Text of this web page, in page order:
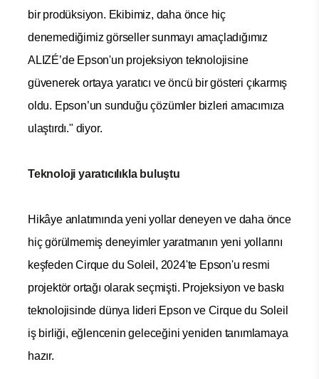
bir prodüksiyon. Ekibimiz, daha önce hiç
denemediğimiz görseller sunmayı amaçladığımız
ALIZÉ’de Epson'un projeksiyon teknolojisine
güvenerek ortaya yaratıcı ve öncü bir gösteri çıkarmış
oldu. Epson’un sunduğu çözümler bizleri amacımıza
ulaştırdı." diyor.
Teknoloji yaratıcılıkla buluştu
Hikâye anlatımında yeni yollar deneyen ve daha önce
hiç görülmemiş deneyimler yaratmanın yeni yollarını
keşfeden Cirque du Soleil, 2024'te Epson'u resmi
projektör ortağı olarak seçmişti. Projeksiyon ve baskı
teknolojisinde dünya lideri Epson ve Cirque du Soleil
iş birliği, eğlencenin geleceğini yeniden tanımlamaya
hazır.